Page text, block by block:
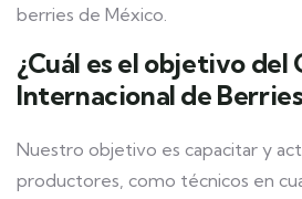
berries de México.
¿Cuál es el objetivo del
Internacional de
Nuestro objetivo es capacitar y
productores, como técnicos en